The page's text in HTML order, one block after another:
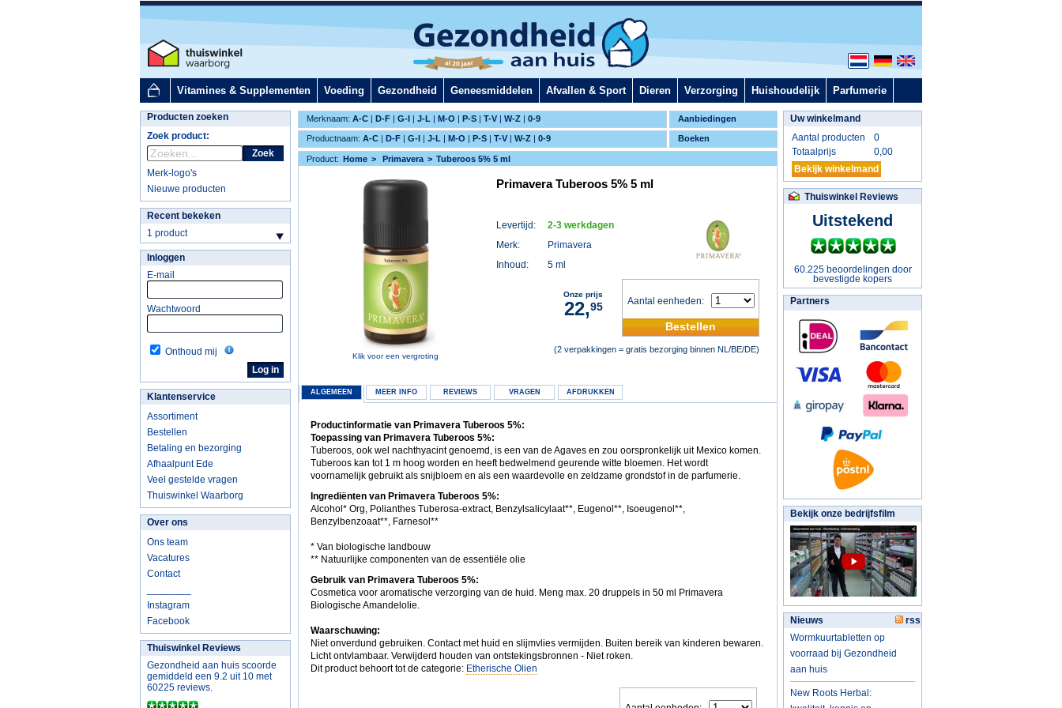
Vitamines & Supplementen Voeding Gezondheid Geneesmiddelen Afvallen & Sport Dieren Verzorging Huishoudelijk Parfumerie
Aanbiedingen
Merknaam: A-C | D-F | G-I | J-L | M-O | P-S | T-V | W-Z | 0-9
Boeken
Productnaam: A-C | D-F | G-I | J-L | M-O | P-S | T-V | W-Z | 0-9
Producten zoeken
Zoek product:
Zoek
Merk-logo's
Nieuwe producten
Recent bekeken
1 product
Inloggen
E-mail
Wachtwoord
Onthoud mij
Klantenservice
Assortiment
Bestellen
Betaling en bezorging
Afhaalpunt Ede
Veel gestelde vragen
Thuiswinkel Waarborg
Over ons
Ons team
Vacatures
Contact
Instagram
Facebook
Thuiswinkel Reviews
Gezondheid aan huis scoorde
gemiddeld een 9.2 uit 10 met
60225 reviews.
Product: Home Primavera Tuberoos 5% 5 ml
Klik voor een vergroting
Primavera Tuberoos 5% 5 ml
Levertijd:
2-3 werkdagen
Merk:
Primavera
Inhoud:
5 ml
Aantal eenheden:
Bestellen
Onze prijs
22,95
(2 verpakkingen = gratis bezorging binnen NL/BE/DE)
ALGEMEEN MEER INFO REVIEWS VRAGEN AFDRUKKEN
Productinformatie van Primavera Tuberoos 5%:
Toepassing van Primavera Tuberoos 5%:
Tuberoos, ook wel nachthyacint genoemd, is een van de Agaves en zou oorspronkelijk uit Mexico komen.
Tuberoos kan tot 1 m hoog worden en heeft bedwelmend geurende witte bloemen. Het wordt
voornamelijk gebruikt als snijbloem en als een waardevolle en zeldzame grondstof in de parfumerie.
Ingrediënten van Primavera Tuberoos 5%:
Alcohol* Org, Polianthes Tuberosa-extract, Benzylsalicylaat**, Eugenol**, Isoeugenol**,
Benzylbenzoaat**, Farnesol**
* Van biologische landbouw
** Natuurlijke componenten van de essentiële olie
Gebruik van Primavera Tuberoos 5%:
Cosmetica voor aromatische verzorging van de huid. Meng max. 20 druppels in 50 ml Primavera
Biologische Amandelolie.
Waarschuwing:
Niet onverdund gebruiken. Contact met huid en slijmvlies vermijden. Buiten bereik van kinderen bewaren.
Licht ontvlambaar. Verwijderd houden van ontstekingsbronnen - Niet roken.
Dit product behoort tot de categorie: Etherische Olien
Uw winkelmand
Aantal producten
0
Totaalprijs
0,00
Bekijk winkelmand
Thuiswinkel Reviews
Uitstekend
60.225 beoordelingen door
bevestigde kopers
Partners
Bekijk onze bedrijfsfilm
Nieuws
rss
Wormkuurtabletten op
voorraad bij Gezondheid
aan huis
New Roots Herbal: